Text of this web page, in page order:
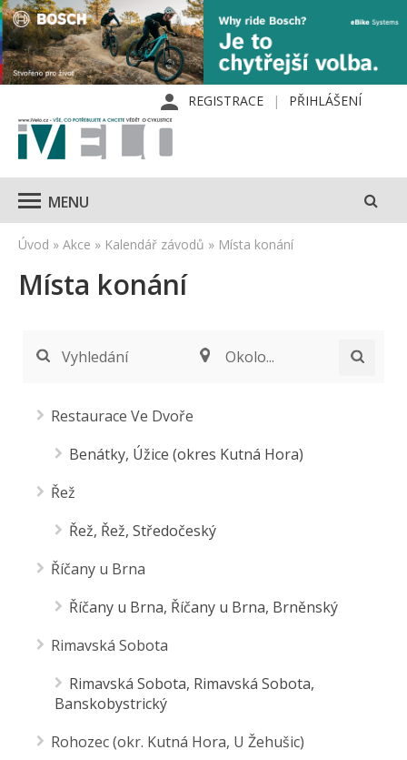
REGISTRACE PŘIHLÁŠENÍ
MENU
Úvod » Akce » Kalendář závodů » Místa konání
Místa konání
Vyhledání Okolo...
Restaurace Ve Dvoře
Benátky, Úžice (okres Kutná Hora)
Řež
Řež, Řež, Středočeský
Říčany u Brna
Říčany u Brna, Říčany u Brna, Brněnský
Rimavská Sobota
Rimavská Sobota, Rimavská Sobota,
Banskobystrický
Rohozec (okr. Kutná Hora, U Žehušic)